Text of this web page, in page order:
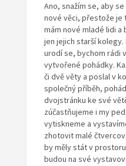
Ano, snažím se, aby
nové věci, přestože je
mám nové mladé lidi
jen jejich starší kolegy.
urodí se, bychom rádi
vytvořené pohádky.
či dvě věty a poslal v
společný příběh,
dvojstránku ke své
zúčastňujeme i my
vytiskneme a
zhotovit malé
by měly stát v
budou na své